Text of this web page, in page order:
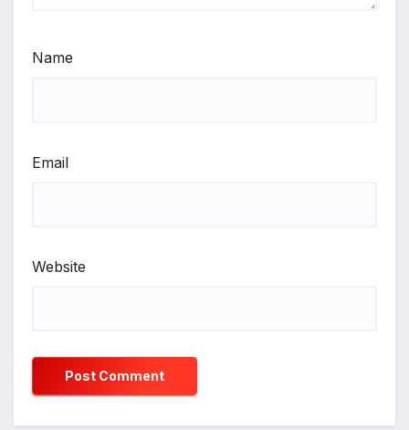
Name
Email
Website